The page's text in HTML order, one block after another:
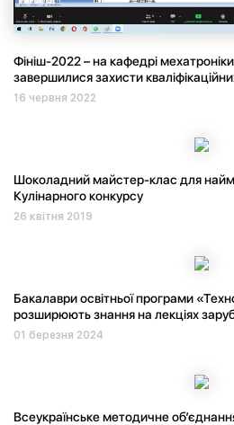
Фініш-2022 – на кафедрі мехатроніки
завершилися захисти
16 червня 2022
Шоколадний майстер-клас для
Кулінарного конкурсу
26 квітня 2019
Бакалаври освітньої програми
розширюють знання на лекціях
01 березня 2024
Всеукраїнське методичне